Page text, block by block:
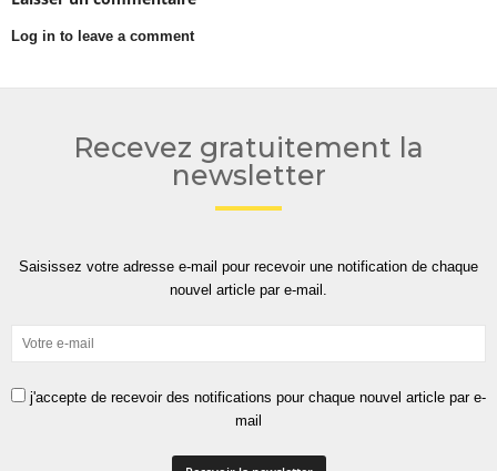
Log in to leave a comment
Recevez gratuitement la
newsletter
Saisissez votre adresse e-mail pour recevoir une notification de chaque
nouvel article par e-mail.
j'accepte de recevoir des notifications pour chaque nouvel article par e-
mail